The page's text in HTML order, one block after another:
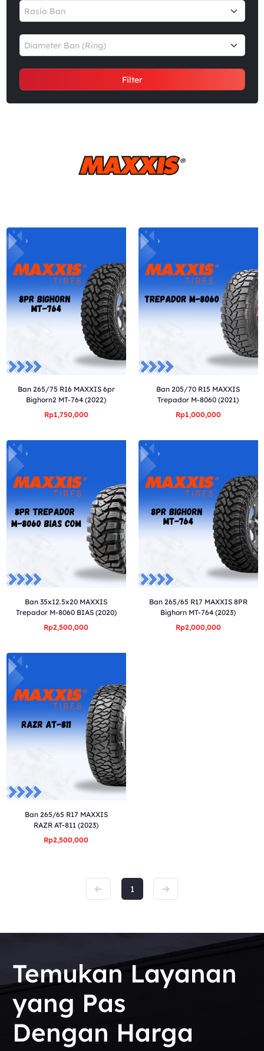
Rasio Ban
Diameter Ban (Ring)
Filter
Ban 265/75 R16 MAXXIS 6pr
Bighorn2 MT-764 (2022)
Rp1,750,000
Ban 205/70 R15 MAXXIS
Trepador M-8060 (2021)
Rp1,000,000
Ban 35x12.5x20 MAXXIS
Trepador M-8060 BIAS (2020)
Rp2,500,000
Ban 265/65 R17 MAXXIS 8PR
Bighorn MT-764 (2023)
Rp2,000,000
Ban 265/65 R17 MAXXIS
RAZR AT-811 (2023)
Rp2,500,000
1
Temukan Layanan
yang Pas
Dengan Harga